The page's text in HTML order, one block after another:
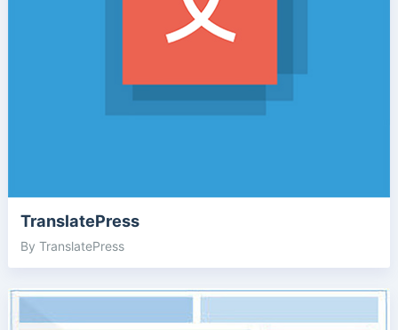
TranslatePress
By TranslatePress